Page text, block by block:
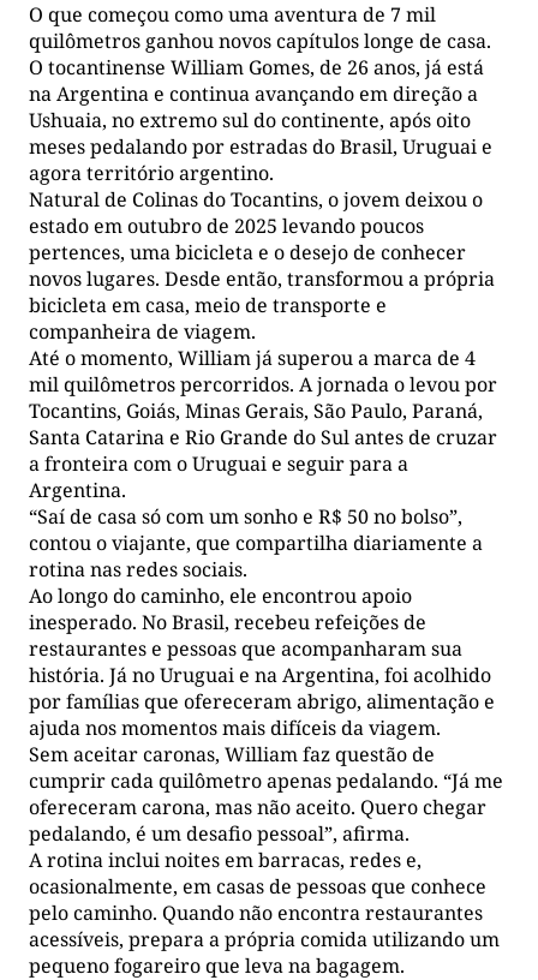
O que começou como uma aventura de 7 mil
quilômetros ganhou novos capítulos longe de casa.
O tocantinense William Gomes, de 26 anos, já está
na Argentina e continua avançando em direção a
Ushuaia, no extremo sul do continente, após oito
meses pedalando por estradas do Brasil, Uruguai e
agora território argentino.
Natural de Colinas do Tocantins, o jovem deixou o
estado em outubro de 2025 levando poucos
pertences, uma bicicleta e o desejo de conhecer
novos lugares. Desde então, transformou a própria
bicicleta em casa, meio de transporte e
companheira de viagem.
Até o momento, William já superou a marca de 4
mil quilômetros percorridos. A jornada o levou por
Tocantins, Goiás, Minas Gerais, São Paulo, Paraná,
Santa Catarina e Rio Grande do Sul antes de cruzar
a fronteira com o Uruguai e seguir para a
Argentina.
“Saí de casa só com um sonho e R$ 50 no bolso”,
contou o viajante, que compartilha diariamente a
rotina nas redes sociais.
Ao longo do caminho, ele encontrou apoio
inesperado. No Brasil, recebeu refeições de
restaurantes e pessoas que acompanharam sua
história. Já no Uruguai e na Argentina, foi acolhido
por famílias que ofereceram abrigo, alimentação e
ajuda nos momentos mais difíceis da viagem.
Sem aceitar caronas, William faz questão de
cumprir cada quilômetro apenas pedalando. “Já me
ofereceram carona, mas não aceito. Quero chegar
pedalando, é um desafio pessoal”, afirma.
A rotina inclui noites em barracas, redes e,
ocasionalmente, em casas de pessoas que conhece
pelo caminho. Quando não encontra restaurantes
acessíveis, prepara a própria comida utilizando um
pequeno fogareiro que leva na bagagem.